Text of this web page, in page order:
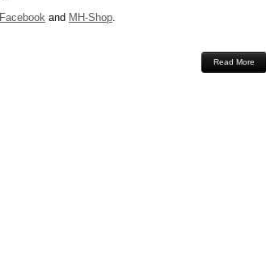
Facebook and MH-Shop.
Read More